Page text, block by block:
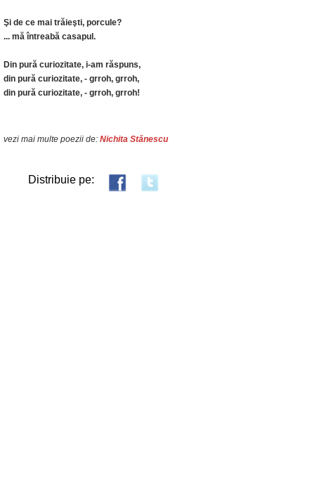
Şi de ce mai trăieşti, porcule?
... mă întreabă casapul.
Din pură curiozitate, i-am răspuns,
din pură curiozitate, - grroh, grroh,
din pură curiozitate, - grroh, grroh!
vezi mai multe poezii de: Nichita Stănescu
Distribuie pe: